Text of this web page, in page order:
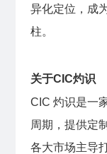
异化定位，成
柱。
关于CIC灼识
CIC 灼识是一
周期，提供定
各大市场主导